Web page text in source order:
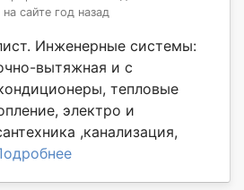
сайте год назад
Инженерные системы:
вытяжная и с
тепловые
электро и
,канализация,